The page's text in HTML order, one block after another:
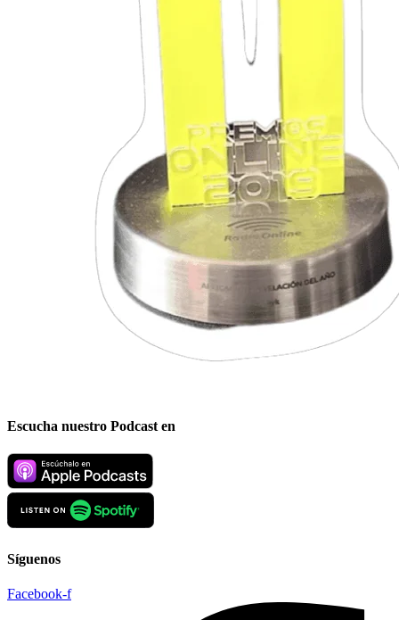
Escucha nuestro Podcast en
Síguenos
Facebook-f